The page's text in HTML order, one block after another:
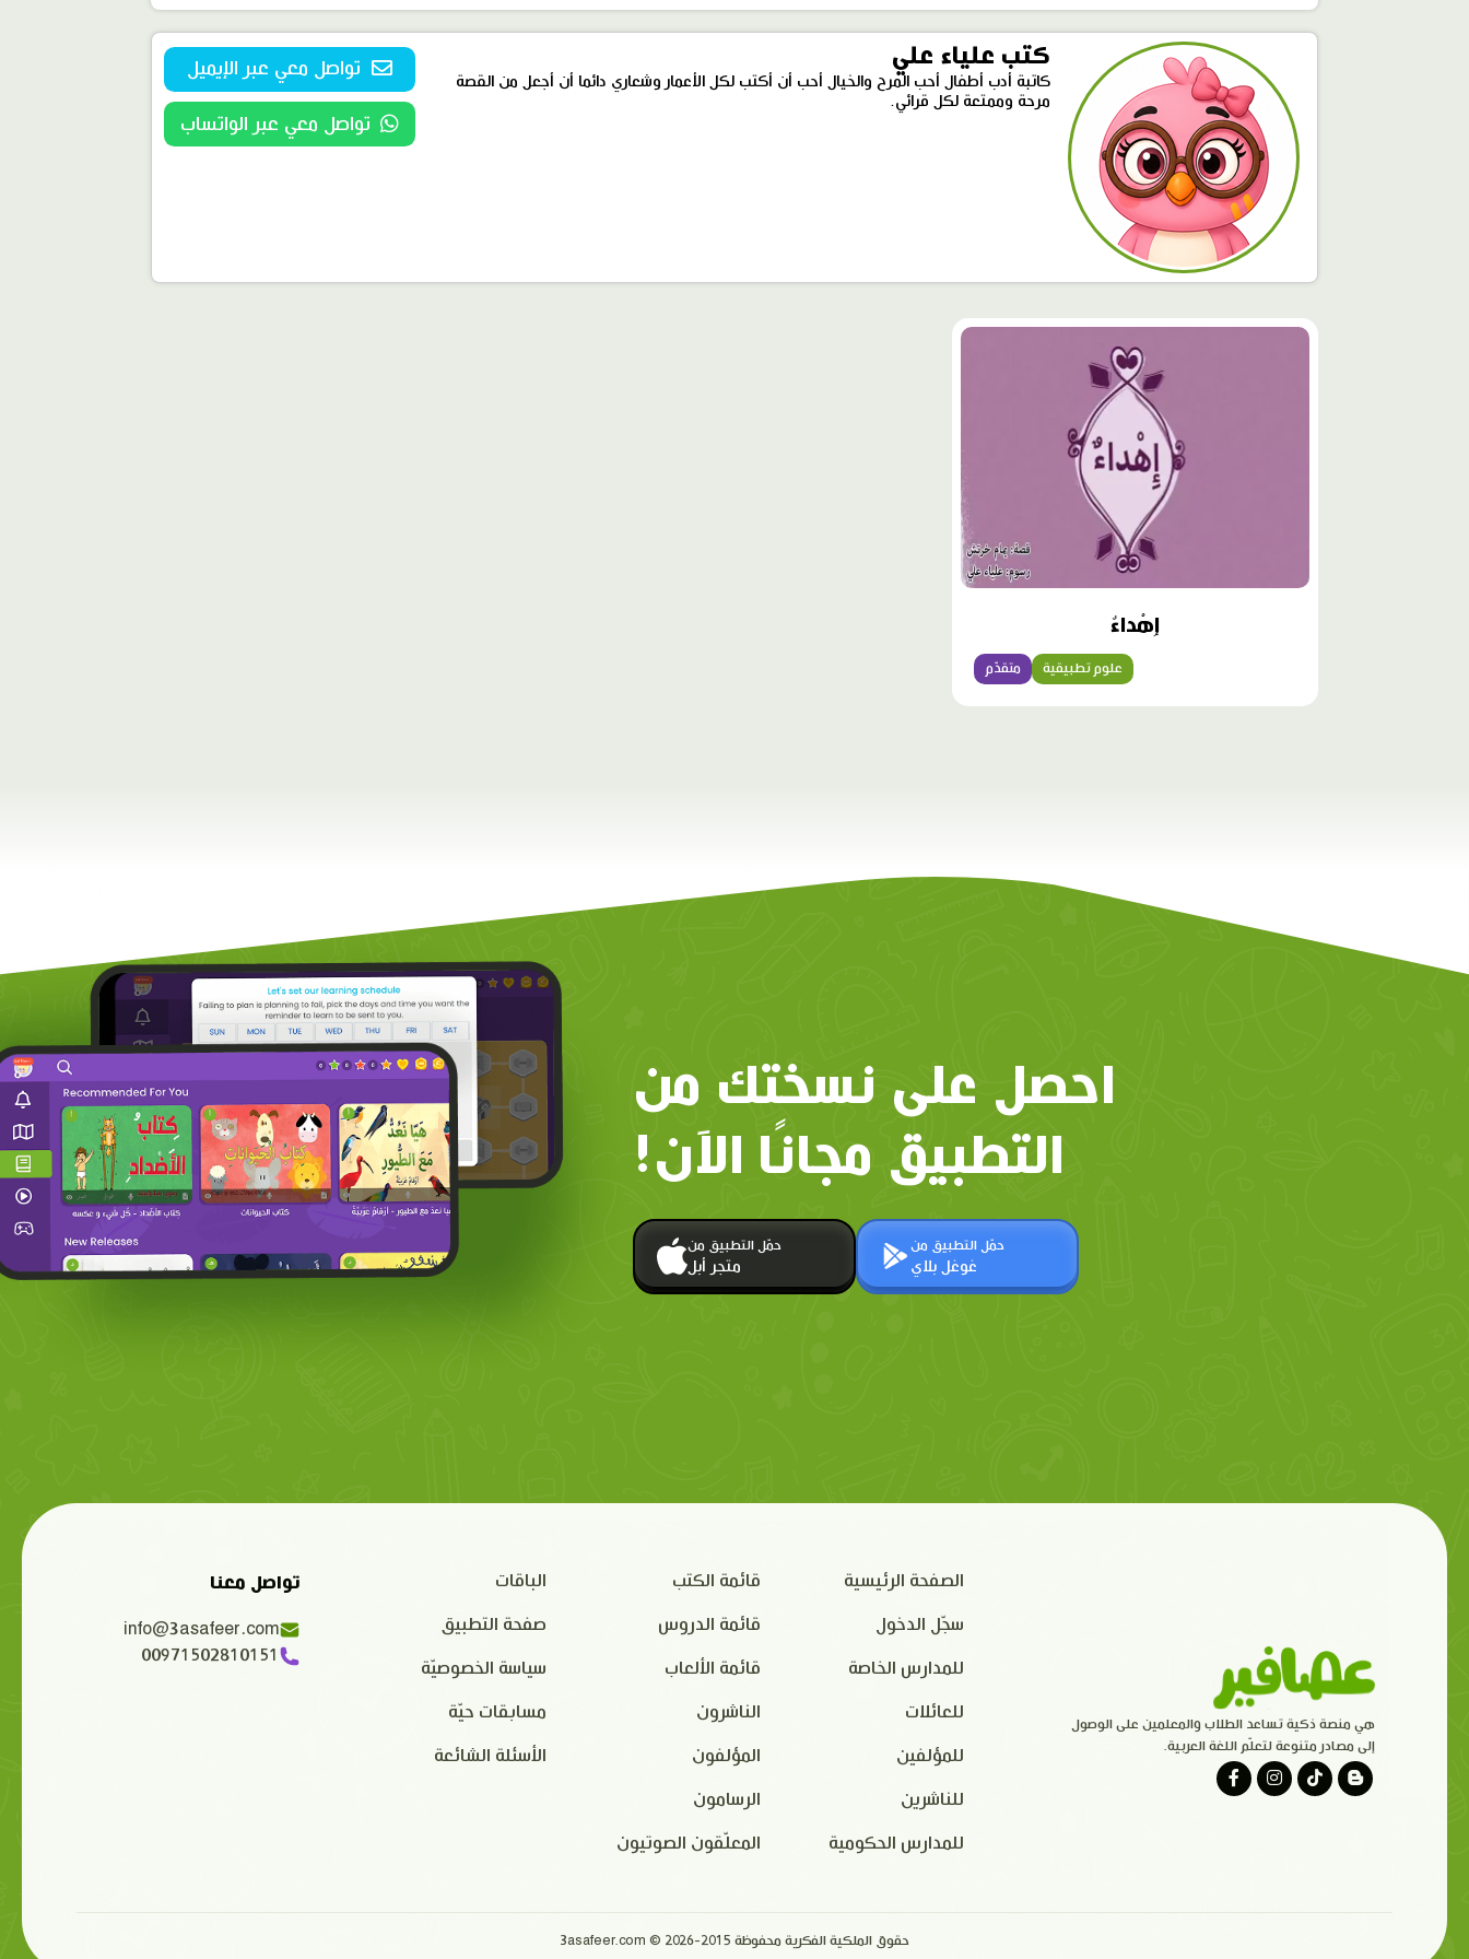
كتب علياء علي
كاتبة أدب أطفال أحب المرح والخيال أحب أن أكتب لكل الأعمار وشعاري دائما أن أجعل من القصة
مرحة وممتعة لكل قرائي.
تواصل معي عبر الإيميل
تواصل معي عبر الواتساب
إِهْداءٌ
متقدّم علوم تطبيقية
احصل على نسختك من
التطبيق مجانًا الآن!
حمّل التطبيق من
متجر أبل
حمّل التطبيق من
غوغل بلاي
هي منصة ذكية تساعد الطلاب والمعلمين على الوصول
إلى مصادر متنوعة لتعلّم اللغة العربية.
الصفحة الرئيسية
سجّل الدخول
للمدارس الخاصة
للعائلات
للمؤلفين
للناشرين
للمدارس الحكومية
قائمة الكتب
قائمة الدروس
قائمة الألعاب
الناشرون
المؤلفون
الرسامون
المعلّقون الصوتيون
الباقات
صفحة التطبيق
سياسة الخصوصيّة
مسابقات حيّة
الأسئلة الشائعة
تواصل معنا
info@3asafeer.com
00971502810151
حقوق الملكية الفكرية محفوظة 2015-2026 © 3asafeer.com